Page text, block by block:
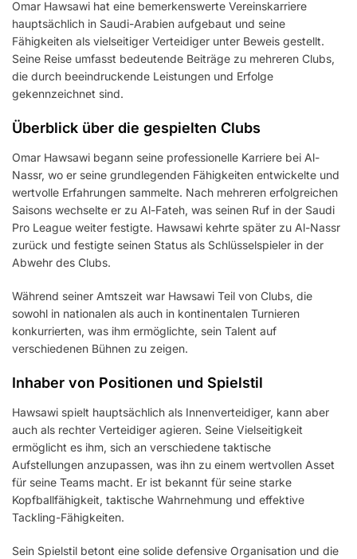
Omar Hawsawi hat eine bemerkenswerte Vereinskarriere
hauptsächlich in Saudi-Arabien aufgebaut und seine
Fähigkeiten als vielseitiger Verteidiger unter Beweis gestellt.
Seine Reise umfasst bedeutende Beiträge zu mehreren Clubs,
die durch beeindruckende Leistungen und Erfolge
gekennzeichnet sind.
Überblick über die gespielten Clubs
Omar Hawsawi begann seine professionelle Karriere bei Al-
Nassr, wo er seine grundlegenden Fähigkeiten entwickelte und
wertvolle Erfahrungen sammelte. Nach mehreren erfolgreichen
Saisons wechselte er zu Al-Fateh, was seinen Ruf in der Saudi
Pro League weiter festigte. Hawsawi kehrte später zu Al-Nassr
zurück und festigte seinen Status als Schlüsselspieler in der
Abwehr des Clubs.
Während seiner Amtszeit war Hawsawi Teil von Clubs, die
sowohl in nationalen als auch in kontinentalen Turnieren
konkurrierten, was ihm ermöglichte, sein Talent auf
verschiedenen Bühnen zu zeigen.
Inhaber von Positionen und Spielstil
Hawsawi spielt hauptsächlich als Innenverteidiger, kann aber
auch als rechter Verteidiger agieren. Seine Vielseitigkeit
ermöglicht es ihm, sich an verschiedene taktische
Aufstellungen anzupassen, was ihn zu einem wertvollen Asset
für seine Teams macht. Er ist bekannt für seine starke
Kopfballfähigkeit, taktische Wahrnehmung und effektive
Tackling-Fähigkeiten.
Sein Spielstil betont eine solide defensive Organisation und die